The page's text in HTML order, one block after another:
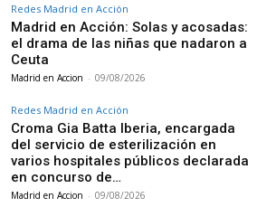
Redes Madrid en Acción
Madrid en Acción: Solas y acosadas:
el drama de las niñas que nadaron a
Ceuta
Madrid en Accion - 09/08/2026
Redes Madrid en Acción
Croma Gia Batta Iberia, encargada
del servicio de esterilización en
varios hospitales públicos declarada
en concurso de…
Madrid en Accion - 09/08/2026